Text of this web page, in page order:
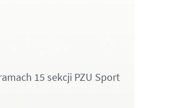
15 sekcji PZU Sport